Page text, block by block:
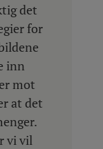
det
for
inn
mot
at det
vi vil